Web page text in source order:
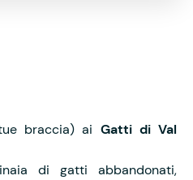
braccia) ai Gatti di Val
di gatti abbandonati,